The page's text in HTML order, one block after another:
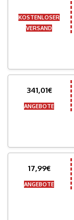
KOSTENLOSER
VERSAND
341,01€
ANGEBOTE
17,99€
ANGEBOTE